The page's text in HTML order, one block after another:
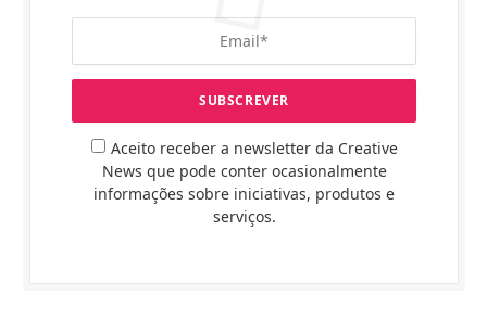
Aceito receber a newsletter da Creative
News que pode conter ocasionalmente
informações sobre iniciativas, produtos e
serviços.